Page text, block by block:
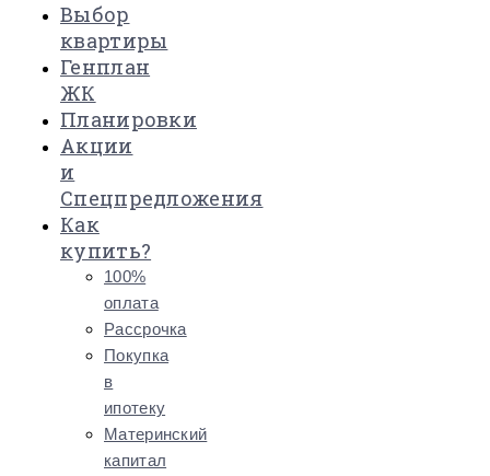
Выбор
квартиры
Генплан
ЖК
Планировки
Акции
и
Спецпредложения
Как
купить?
100%
оплата
Рассрочка
Покупка
в
ипотеку
Материнский
капитал